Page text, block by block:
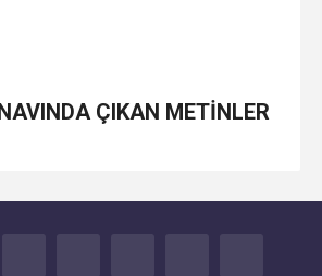
ÇIKAN METİNLER